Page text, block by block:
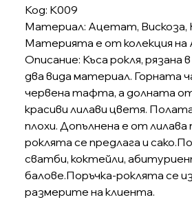
Код: K009
Материал: Ацетат, Вискоза,
Материята е от колекция на
Описание: Къса рокля, рязана
два вида материал. Горната
червена тафта, а долната
красиви лилави цветя.
плохи. Допълнена е от лилава
роклята се предлага и
сватби, коктейли,
балове.Поръчка-роклята се
размерите на клиента.